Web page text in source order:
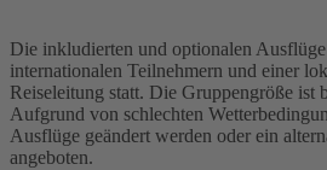
Die inkludierten und optionalen
internationalen Teilnehmern und einer
Reiseleitung statt. Die Gruppengröße ist
Aufgrund von schlechten
Ausflüge geändert werden oder ein
angeboten.